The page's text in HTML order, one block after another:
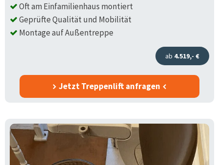
Oft am Einfamilienhaus montiert
Geprüfte Qualität und Mobilität
Montage auf Außentreppe
ab 4.519,- €
Jetzt Treppenlift anfragen